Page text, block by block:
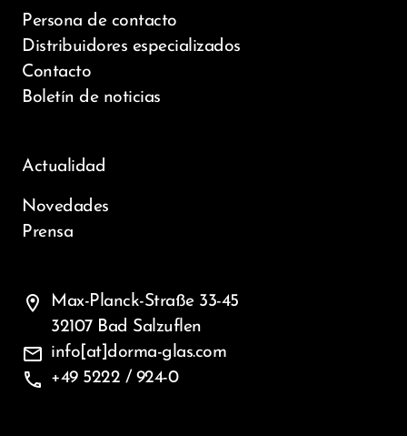
Persona de contacto
Distribuidores especializados
Contacto
Boletín de noticias
Actualidad
Novedades
Prensa
location_on
Max-Planck-Straße 33-45
32107 Bad Salzuflen
mail info[at]dorma-glas.com
phone +49 5222 / 924-0